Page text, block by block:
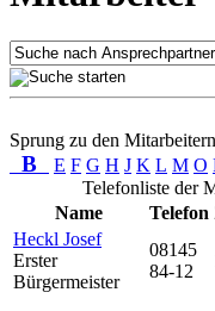
Sprung zu den
B E F G H J K L M O
Telefonliste der
Name
Telefon
Heckl Josef
Erster
Bürgermeister
08145
84-12